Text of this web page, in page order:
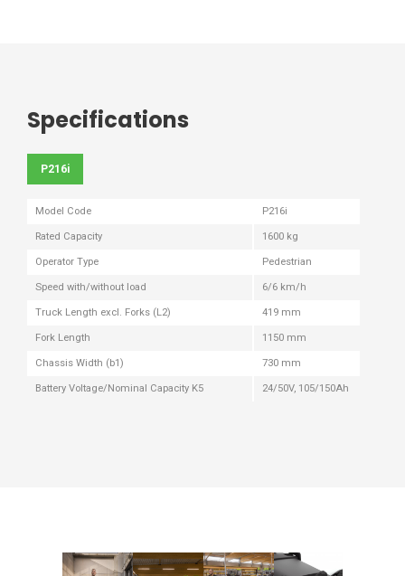
Specifications
P216i
Model Code P216i
Rated Capacity 1600 kg
Operator Type Pedestrian
Speed with/without load 6/6 km/h
Truck Length excl. Forks (L2) 419 mm
Fork Length 1150 mm
Chassis Width (b1) 730 mm
Battery Voltage/Nominal Capacity K5 24/50V, 105/150Ah